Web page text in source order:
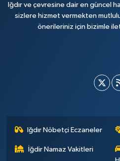
Iğdır ve çevresine dair en güncel
sizlere hizmet vermekten
önerileriniz için bizimle
Iğdır Nöbetçi Eczaneler
İğdir Namaz Vakitleri